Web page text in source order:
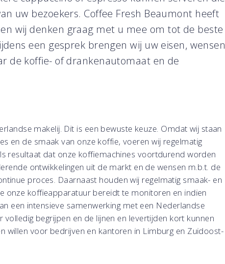
uw bezoekers. Coffee Fresh Beaumont heeft
wij denken graag met u mee om tot de beste
een gesprek brengen wij uw eisen, wensen
de koffie- of drankenautomaat en de
makelij. Dit is een bewuste keuze. Omdat wij staan
en de smaak van onze koffie, voeren wij regelmatig
resultaat dat onze koffiemachines voortdurend worden
ontwikkelingen uit de markt en de wensen m.b.t. de
proces. Daarnaast houden wij regelmatig smaak- en
onze koffieapparatuur bereidt te monitoren en indien
een intensieve samenwerking met een Nederlandse
begrijpen en de lijnen en levertijden kort kunnen
willen voor bedrijven en kantoren in Limburg en Zuidoost-